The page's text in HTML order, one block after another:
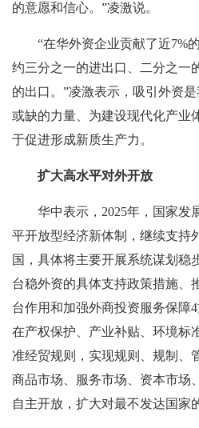
的意愿和信心。”凌激说。
“在华外资企业贡献了近7%
约三分之一的进出口、二分之一
的出口。”凌激表示，吸引外资
或缺的力量、为建设现代化产业
于促进形成新质生产力。
扩大高水平对外开放
华中表示，2025年，国家发
平开放型经济新体制，继续支持
国，具体将主要开展系统谋划稳
台稳外资的具体支持政策措施、
台作用和加强外商投资服务保障
在产权保护、产业补贴、环境标
准经贸规则，实现规则、规制、
商品市场、服务市场、资本市场
自主开放，扩大对最不发达国家